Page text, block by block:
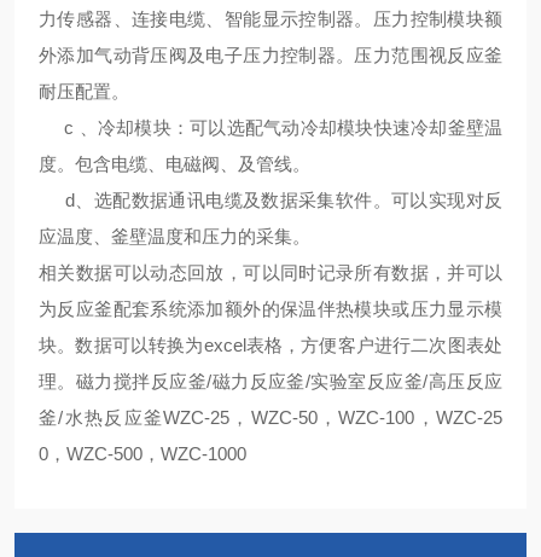
力传感器、连接电缆、智能显示控制器。压力控制模块额
外添加气动背压阀及电子压力控制器。压力范围视反应釜
耐压配置。
c 、冷却模块：可以选配气动冷却模块快速冷却釜壁温
度。包含电缆、电磁阀、及管线。
d、选配数据通讯电缆及数据采集软件。可以实现对反
应温度、釜壁温度和压力的采集。
相关数据可以动态回放，可以同时记录所有数据，并可以
为反应釜配套系统添加额外的保温伴热模块或压力显示模
块。数据可以转换为excel表格，方便客户进行二次图表处
理。磁力搅拌反应釜/磁力反应釜/实验室反应釜/高压反应
釜/水热反应釜WZC-25，WZC-50，WZC-100，WZC-25
0，WZC-500，WZC-1000